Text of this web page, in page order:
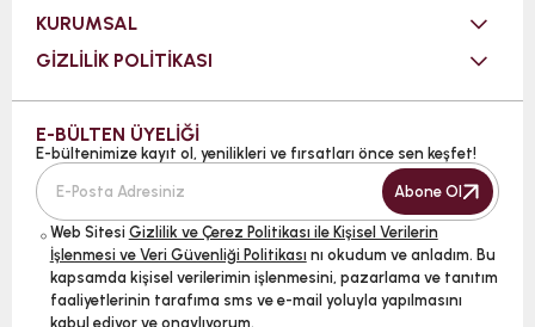
KURUMSAL
GİZLİLİK POLİTİKASI
E-BÜLTEN ÜYELİĞİ
E-bültenimize kayıt ol, yenilikleri ve fırsatları önce sen keşfet!
Abone Ol
Web Sitesi Gizlilik ve Çerez Politikası ile Kişisel Verilerin
İşlenmesi ve Veri Güvenliği Politikası nı okudum ve anladım. Bu
kapsamda kişisel verilerimin işlenmesini, pazarlama ve tanıtım
faaliyetlerinin tarafıma sms ve e-mail yoluyla yapılmasını
kabul ediyor ve onaylıyorum.